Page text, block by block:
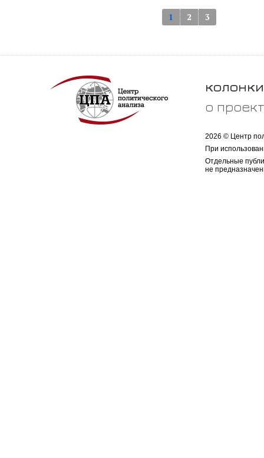
1 2 3
колонки
о
2026 © Центр
При
Отдельные
не